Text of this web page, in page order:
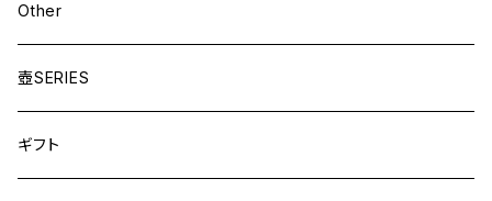
Other
壺SERIES
ギフト